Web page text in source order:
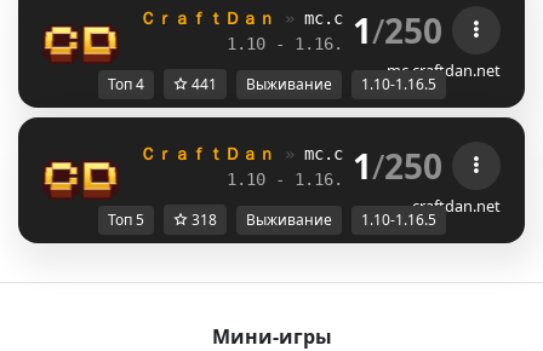
ＣｒａｆｔＤａｎ » mc.craftdan.net //
1.10 - 1.16.5 //
1/250
mc.craftdan.net
Топ 4 441 Выживание 1.10-1.16.5
ＣｒａｆｔＤａｎ » mc.craftdan.net //
1.10 - 1.16.5 //
1/250
craftdan.net
Топ 5 318 Выживание 1.10-1.16.5
Мини-игры